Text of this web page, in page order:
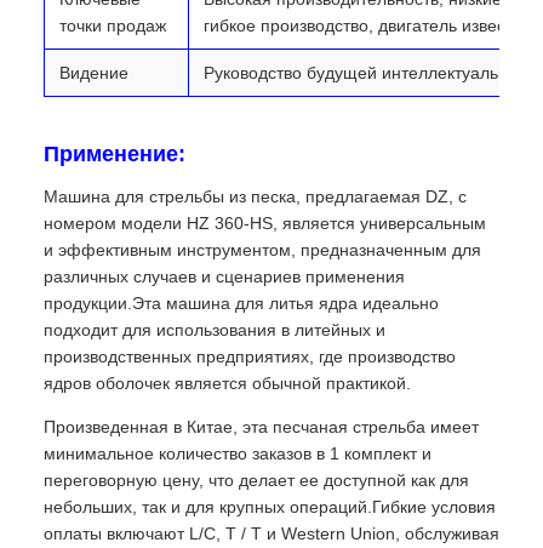
точки продаж
гибкое производство, двигатель
Видение Руководство будущей интеллектуальной
Применение:
Машина для стрельбы из песка, предлагаемая DZ, с
номером модели HZ 360-HS, является универсальным
и эффективным инструментом, предназначенным для
различных случаев и сценариев применения
продукции.Эта машина для литья ядра идеально
подходит для использования в литейных и
производственных предприятиях, где производство
ядров оболочек является обычной практикой.
Произведенная в Китае, эта песчаная стрельба имеет
минимальное количество заказов в 1 комплект и
переговорную цену, что делает ее доступной как для
небольших, так и для крупных операций.Гибкие условия
оплаты включают L/C, T / T и Western Union, обслуживая